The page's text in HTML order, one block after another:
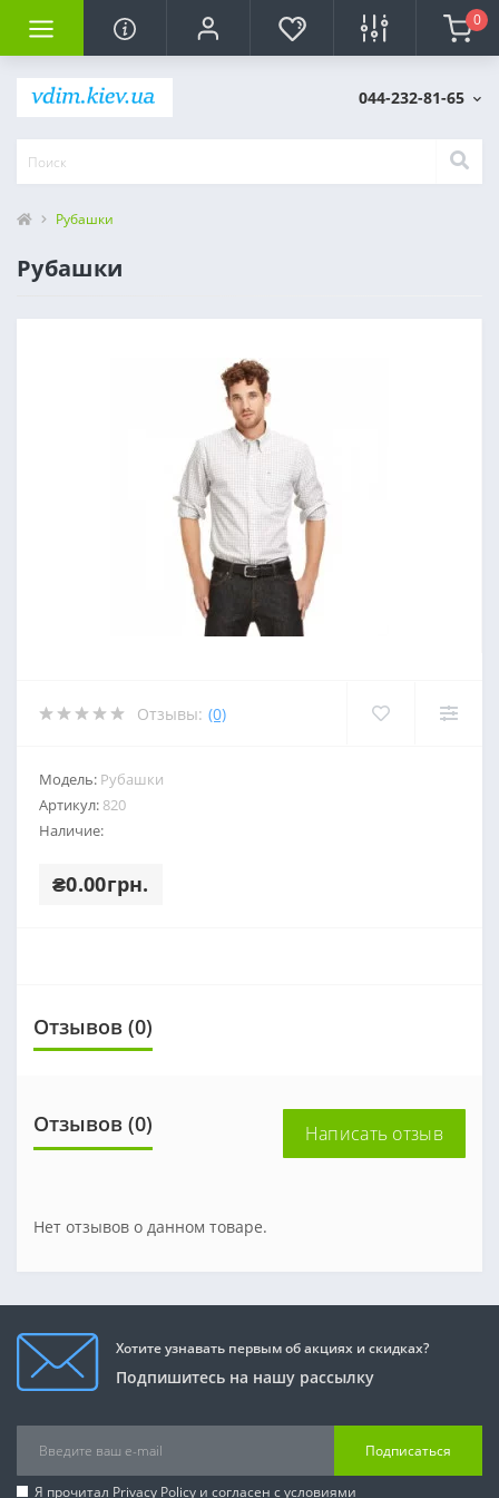
0
044-232-81-65
Рубашки
Рубашки
Отзывы: (0)
Модель: Рубашки
Артикул: 820
Наличие:
₴0.00грн.
Отзывов (0)
Отзывов (0) Написать отзыв
Нет отзывов о данном товаре.
Хотите узнавать первым об акциях и скидках?
Подпишитесь на нашу рассылку
Подписаться
Я прочитал Privacy Policy и согласен с условиями